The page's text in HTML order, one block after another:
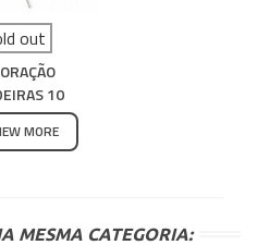
out
10
CARRERA GO
MORE
MESMA CATEGORIA: